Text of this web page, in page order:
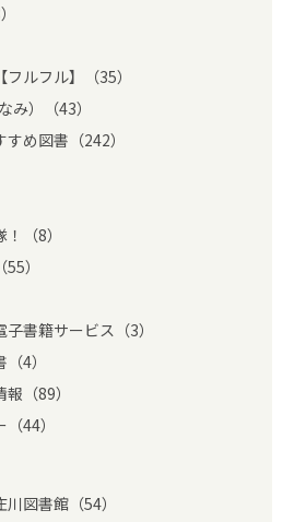
ルフル】（35）
み）（43）
め図書（242）
（8）
）
書籍サービス（3）
4）
（89）
44）
図書館（54）